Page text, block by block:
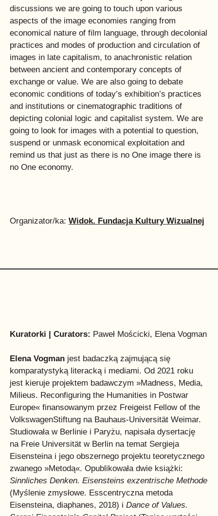
discussions we are going to touch upon various
aspects of the image economies ranging from
economical nature of film language, through decolonial
practices and modes of production and circulation of
images in late capitalism, to anachronistic relation
between ancient and contemporary concepts of
exchange or value. We are also going to debate
economic conditions of today’s exhibition’s practices
and institutions or cinematographic traditions of
depicting colonial logic and capitalist system. We are
going to look for images with a potential to question,
suspend or unmask economical exploitation and
remind us that just as there is no One image there is
no One economy.
Organizator/ka: Widok. Fundacja Kultury Wizualnej
Kuratorki | Curators: Paweł Mościcki, Elena Vogman
Elena Vogman jest badaczką zajmującą się
komparatystyką literacką i mediami. Od 2021 roku
jest kieruje projektem badawczym »Madness, Media,
Milieus. Reconfiguring the Humanities in Postwar
Europe« finansowanym przez Freigeist Fellow of the
VolkswagenStiftung na Bauhaus-Universität Weimar.
Studiowała w Berlinie i Paryżu, napisała dysertację
na Freie Universität w Berlin na temat Sergieja
Eisensteina i jego obszernego projektu teoretycznego
zwanego »Metodą«. Opublikowała dwie książki:
Sinnliches Denken. Eisensteins exzentrische Methode
(Myślenie zmysłowe. Esscentryczna metoda
Eisensteina, diaphanes, 2018) i Dance of Values.